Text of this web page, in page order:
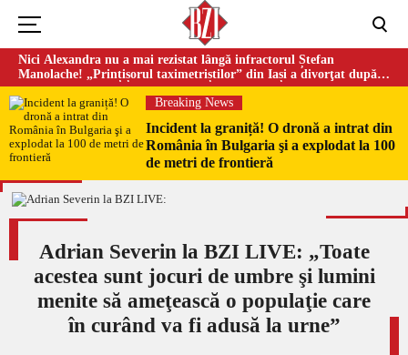
Nici Alexandra nu a mai rezistat lângă infractorul Ștefan
Manolache! „Prințișorul taximetriștilor” din Iași a divorţat după
doi ani de căsnicie
Breaking News
Incident la graniță! O dronă a intrat din
România în Bulgaria şi a explodat la 100
de metri de frontieră
Adrian Severin la BZI LIVE: „Toate
acestea sunt jocuri de umbre şi lumini
menite să ameţească o populaţie care
în curând va fi adusă la urne”